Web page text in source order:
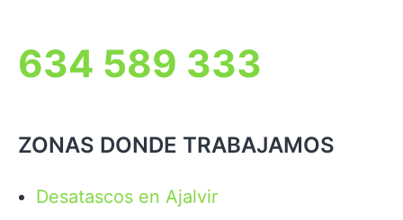
634 589 333
ZONAS DONDE TRABAJAMOS
Desatascos en Ajalvir